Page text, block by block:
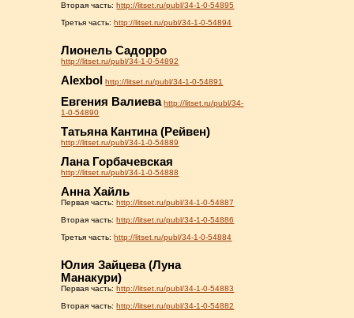
Вторая часть:http://litset.ru/publ/34-1-0-54895
Третья часть:http://litset.ru/publ/34-1-0-54894
Лионель Садорро
http://litset.ru/publ/34-1-0-54892
Alexbol http://litset.ru/publ/34-1-0-54891
Евгения Валиева http://litset.ru/publ/34-
1-0-54890
Татьяна Кантина (Рейвен)
http://litset.ru/publ/34-1-0-54889
Лана Горбачевская
http://litset.ru/publ/34-1-0-54888
Анна Хайль
Первая часть:http://litset.ru/publ/34-1-0-54887
Вторая часть:http://litset.ru/publ/34-1-0-54886
Третья часть:http://litset.ru/publ/34-1-0-54884
Юлия Зайцева (Луна
Манакури)
Первая часть:http://litset.ru/publ/34-1-0-54883
Вторая часть:http://litset.ru/publ/34-1-0-54882